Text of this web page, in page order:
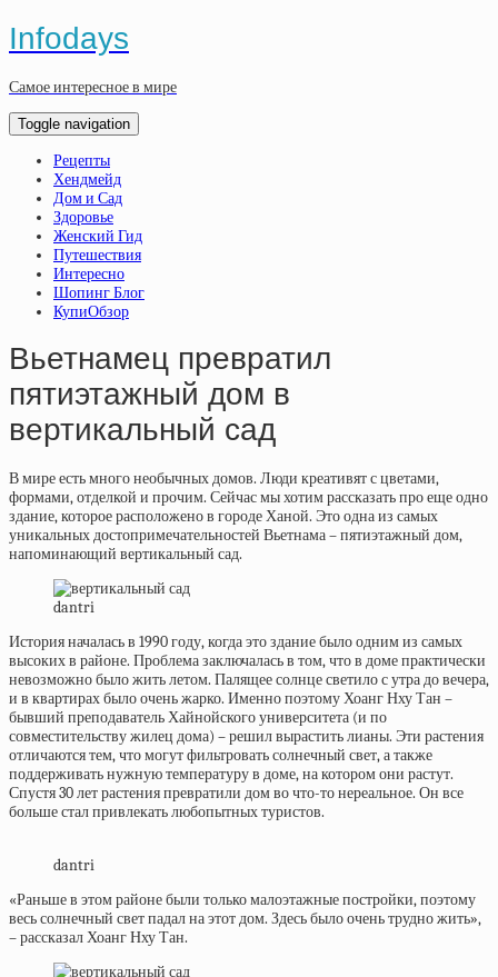
Infodays
Самое интересное в мире
Toggle navigation
Рецепты
Хендмейд
Дом и Сад
Здоровье
Женский Гид
Путешествия
Интересно
Шопинг Блог
КупиОбзор
Вьетнамец превратил
пятиэтажный дом в
вертикальный сад
В мире есть много необычных домов. Люди креативят с цветами,
формами, отделкой и прочим. Сейчас мы хотим рассказать про еще одно
здание, которое расположено в городе Ханой. Это одна из самых
уникальных достопримечательностей Вьетнама – пятиэтажный дом,
напоминающий вертикальный сад.
dantri
История началась в 1990 году, когда это здание было одним из самых
высоких в районе. Проблема заключалась в том, что в доме практически
невозможно было жить летом. Палящее солнце светило с утра до вечера,
и в квартирах было очень жарко. Именно поэтому Хоанг Нху Тан –
бывший преподаватель Хайнойского университета (и по
совместительству жилец дома) – решил вырастить лианы. Эти растения
отличаются тем, что могут фильтровать солнечный свет, а также
поддерживать нужную температуру в доме, на котором они растут.
Спустя 30 лет растения превратили дом во что-то нереальное. Он все
больше стал привлекать любопытных туристов.
dantri
«Раньше в этом районе были только малоэтажные постройки, поэтому
весь солнечный свет падал на этот дом. Здесь было очень трудно жить»,
– рассказал Хоанг Нху Тан.